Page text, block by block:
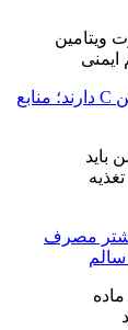
۷ ماده غذایی که بیشتر از گریپ‌فروت ویتامین C دارند؛ منابع
مصرف